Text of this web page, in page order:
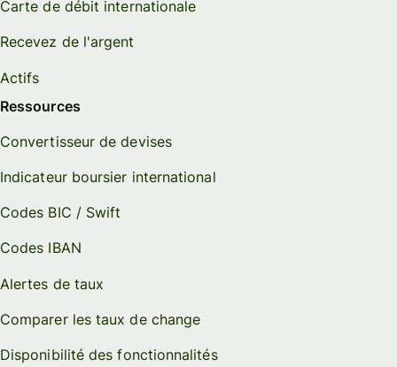
Carte de débit internationale
Recevez de l'argent
Actifs
Ressources
Convertisseur de devises
Indicateur boursier international
Codes BIC / Swift
Codes IBAN
Alertes de taux
Comparer les taux de change
Disponibilité des fonctionnalités